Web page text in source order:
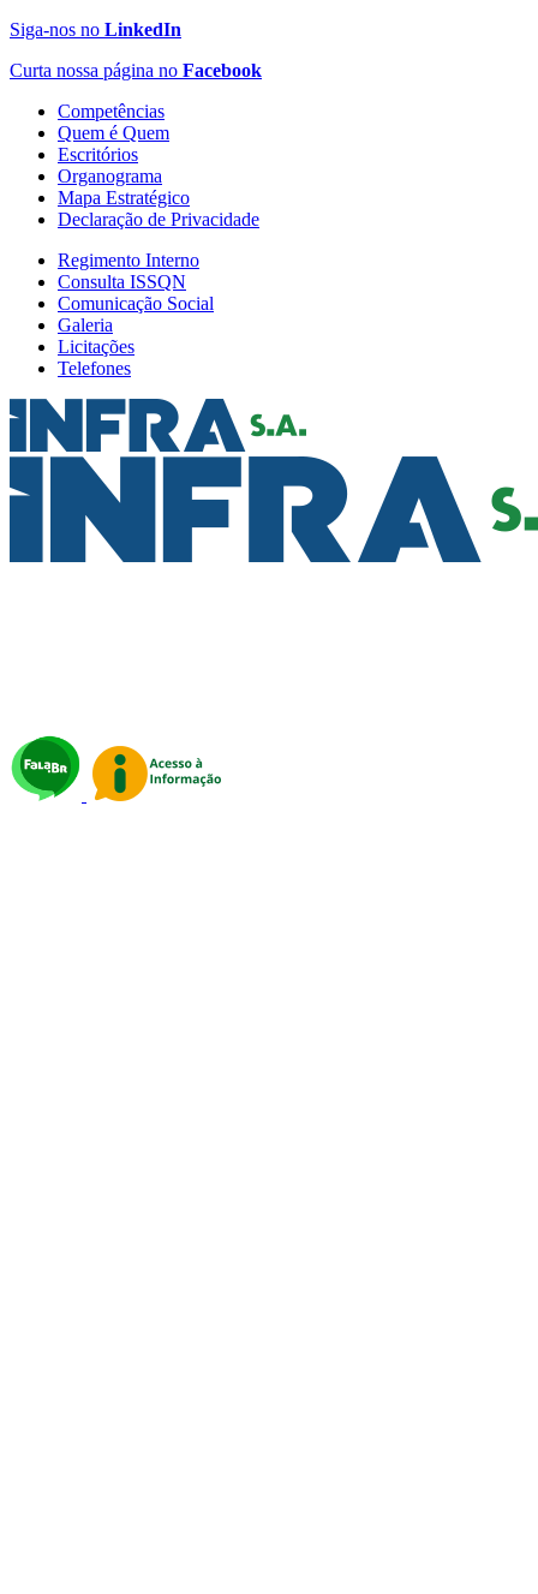
Siga-nos no LinkedIn
Curta nossa página no Facebook
Competências
Quem é Quem
Escritórios
Organograma
Mapa Estratégico
Declaração de Privacidade
Regimento Interno
Consulta ISSQN
Comunicação Social
Galeria
Licitações
Telefones